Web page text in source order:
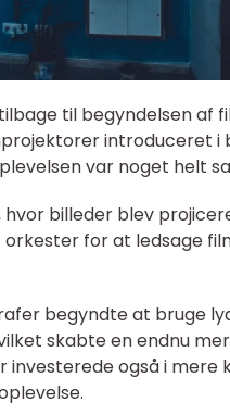
til begyndelsen af
introduceret i
var noget helt
billeder blev
orkester for at ledsage
begyndte at bruge
skabte en endnu
investerede også i